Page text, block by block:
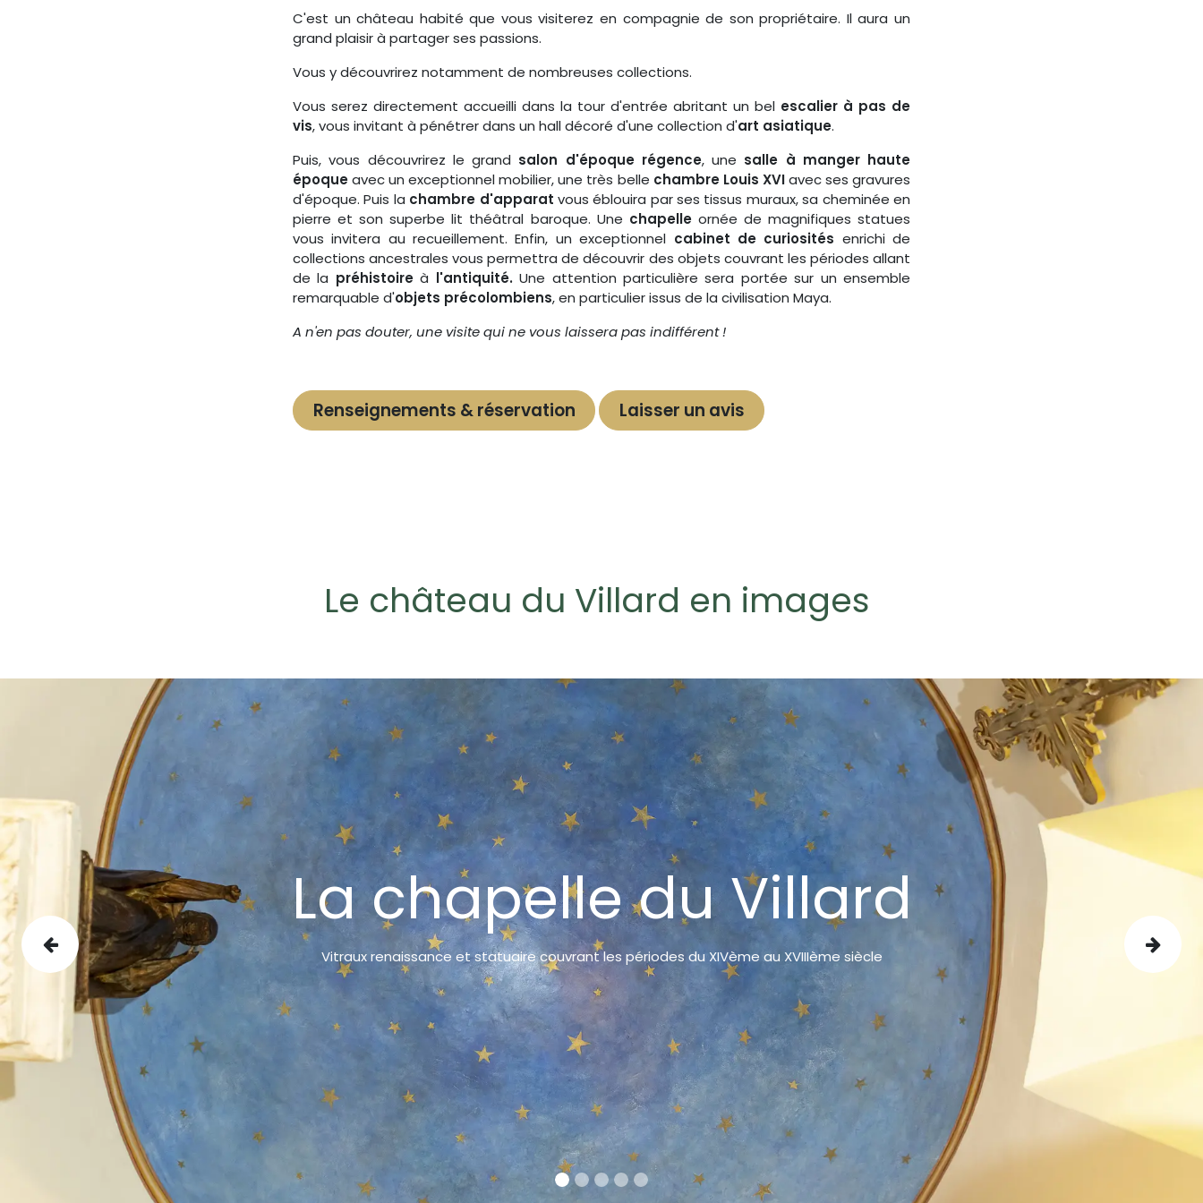
C'est un château habité que vous visiterez en compagnie de son propriétaire. Il aura un
grand plaisir à partager ses passions.
Vous y découvrirez notamment de nombreuses collections.
Vous serez directement accueilli dans la tour d'entrée abritant un bel escalier à pas de
vis, vous invitant à pénétrer dans un hall décoré d'une collection d'art asiatique.
Puis, vous découvrirez le grand salon d'époque régence, une salle à manger haute
époqueavec un exceptionnel mobilier, une très belle chambre Louis XVIavec ses gravures
d'époque. Puis la chambre d'apparat vous éblouira par ses tissus muraux, sa cheminée en
pierre et son superbe lit théâtral baroque. Une chapelleornée de magnifiques statues
vous invitera au recueillement. Enfin, un exceptionnel cabinet de curiosités enrichi de
collections ancestrales vous permettra de découvrir des objets couvrant les périodes allant
de la préhistoireà l'antiquité.Une attention particulière sera portée sur un ensemble
remarquable d'objets précolombiens, en particulier issus de la civilisation Maya.
A n'en pas douter, une visite qui ne vous laissera pas indifférent !
Renseignements & réservation Laisser un avis
Le château du Villard en images
La chapelle du Villard
Vitraux renaissance et statuaire couvrant les périodes du XIVème au XVIIIème siècle
Précédent Suivant